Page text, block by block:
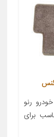
رنو
برای